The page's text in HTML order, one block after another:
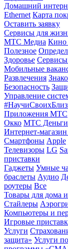
Домашний
Ethernet Карта
Оставить заявку
Сервисы для
МТС Медиа
Полезное
Здоровье Сервисы
Мобильные
Развлечения
Безопасность
Управление
Приложения МТС
Окко МТС Деньги
Интернет-магазин
Смартфоны Apple
Телевизоры LG
приставки
Гаджеты Умные
браслеты Аудио
роутеры Все
Товары для дома
Стайлеры
Компьютеры и
Игровые
Услуги
защита» Услуги